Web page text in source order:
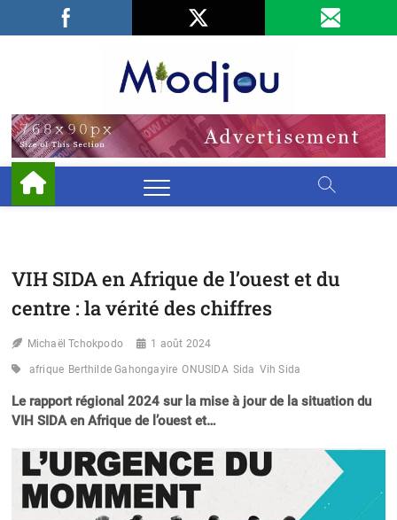
Facebook
LinkedIn
VIH SIDA en Afrique de l’ouest et du
centre : la vérité des chiffres
Michaël Tchokpodo 1 août 2024
afrique Berthilde Gahongayire ONUSIDA Sida Vih Sida
Le rapport régional 2024 sur la mise à jour de la situation du
VIH SIDA en Afrique de l’ouest et…